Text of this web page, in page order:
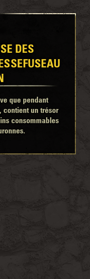
DES
que pendant
contient un trésor
consommables